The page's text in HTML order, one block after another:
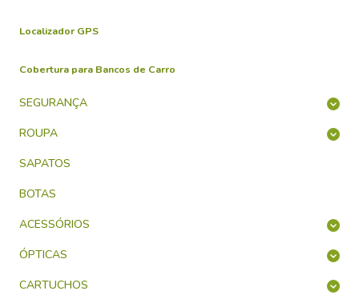
Localizador GPS
Cobertura para Bancos de Carro
SEGURANÇA
ROUPA
SAPATOS
BOTAS
ACESSÓRIOS
ÓPTICAS
CARTUCHOS